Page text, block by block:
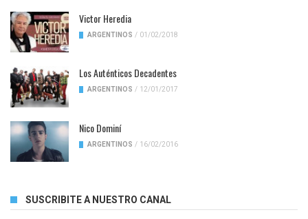
Victor Heredia
ARGENTINOS / 01/02/2018
Los Auténticos Decadentes
ARGENTINOS / 12/01/2017
Nico Dominí
ARGENTINOS / 16/02/2016
SUSCRIBITE A NUESTRO CANAL